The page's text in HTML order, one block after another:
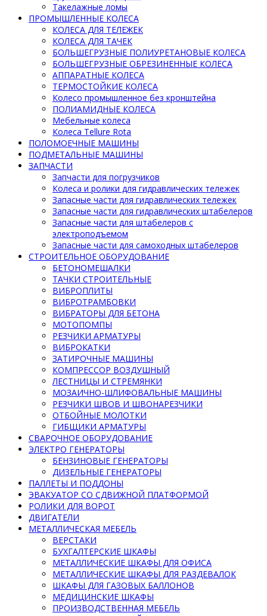
Такелажные ломы
ПРОМЫШЛЕННЫЕ КОЛЕСА
КОЛЕСА ДЛЯ ТЕЛЕЖЕК
КОЛЕСА ДЛЯ ТАЧЕК
БОЛЬШЕГРУЗНЫЕ ПОЛИУРЕТАНОВЫЕ КОЛЕСА
БОЛЬШЕГРУЗНЫЕ ОБРЕЗИНЕННЫЕ КОЛЕСА
АППАРАТНЫЕ КОЛЕСА
ТЕРМОСТОЙКИЕ КОЛЕСА
Колесо промышленное без кронштейна
ПОЛИАМИДНЫЕ КОЛЕСА
Мебельные колеса
Колеса Tellure Rota
ПОЛОМОЕЧНЫЕ МАШИНЫ
ПОДМЕТАЛЬНЫЕ МАШИНЫ
ЗАПЧАСТИ
Запчасти для погрузчиков
Колеса и ролики для гидравлических тележек
Запасные части для гидравлических тележек
Запасные части для гидравлических штабелеров
Запасные части для штабелеров с
электроподъемом
Запасные части для самоходных штабелеров
СТРОИТЕЛЬНОЕ ОБОРУДОВАНИЕ
БЕТОНОМЕШАЛКИ
ТАЧКИ СТРОИТЕЛЬНЫЕ
ВИБРОПЛИТЫ
ВИБРОТРАМБОВКИ
ВИБРАТОРЫ ДЛЯ БЕТОНА
МОТОПОМПЫ
РЕЗЧИКИ АРМАТУРЫ
ВИБРОКАТКИ
ЗАТИРОЧНЫЕ МАШИНЫ
КОМПРЕССОР ВОЗДУШНЫЙ
ЛЕСТНИЦЫ И СТРЕМЯНКИ
МОЗАИЧНО-ШЛИФОВАЛЬНЫЕ МАШИНЫ
РЕЗЧИКИ ШВОВ И ШВОНАРЕЗЧИКИ
ОТБОЙНЫЕ МОЛОТКИ
ГИБЩИКИ АРМАТУРЫ
СВАРОЧНОЕ ОБОРУДОВАНИЕ
ЭЛЕКТРО ГЕНЕРАТОРЫ
БЕНЗИНОВЫЕ ГЕНЕРАТОРЫ
ДИЗЕЛЬНЫЕ ГЕНЕРАТОРЫ
ПАЛЛЕТЫ И ПОДДОНЫ
ЭВАКУАТОР СО СДВИЖНОЙ ПЛАТФОРМОЙ
РОЛИКИ ДЛЯ ВОРОТ
ДВИГАТЕЛИ
МЕТАЛЛИЧЕСКАЯ МЕБЕЛЬ
ВЕРСТАКИ
БУХГАЛТЕРСКИЕ ШКАФЫ
МЕТАЛЛИЧЕСКИЕ ШКАФЫ ДЛЯ ОФИСА
МЕТАЛЛИЧЕСКИЕ ШКАФЫ ДЛЯ РАЗДЕВАЛОК
ШКАФЫ ДЛЯ ГАЗОВЫХ БАЛЛОНОВ
МЕДИЦИНСКИЕ ШКАФЫ
ПРОИЗВОДСТВЕННАЯ МЕБЕЛЬ